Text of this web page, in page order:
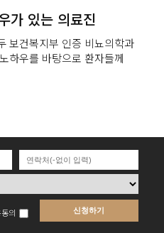
가 있는 의료진
보건복지부 인증 비뇨의학과
하우를 바탕으로 환자들께
의